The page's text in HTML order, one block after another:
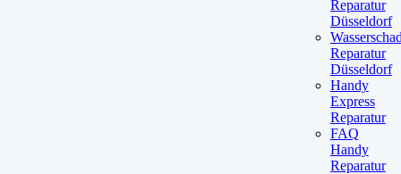
Reparatur
Düsseldorf
Reparatur
Düsseldorf
Handy
Express
Reparatur
FAQ
Handy
Reparatur